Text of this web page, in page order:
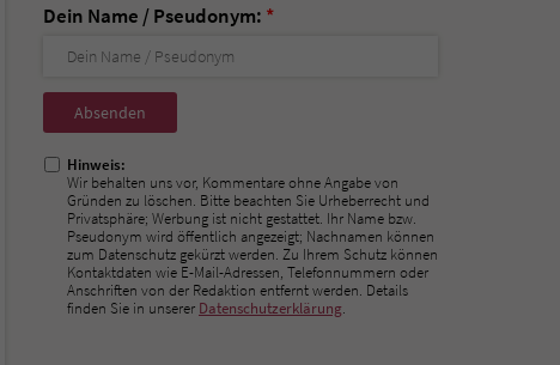
Dein Name / Pseudonym: *
Nicht
ausfüllen!
Hinweis:
Wir behalten uns vor, Kommentare ohne Angabe von
Gründen zu löschen. Bitte beachten Sie Urheberrecht und
Privatsphäre; Werbung ist nicht gestattet. Ihr Name bzw.
Pseudonym wird öffentlich angezeigt; Nachnamen können
zum Datenschutz gekürzt werden. Zu Ihrem Schutz können
Kontaktdaten wie E-Mail-Adressen, Telefonnummern oder
Anschriften von der Redaktion entfernt werden. Details
finden Sie in unserer Datenschutzerklärung.